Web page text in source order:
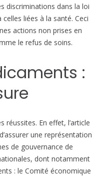
discriminations dans la loi
liées à la santé. Ceci
actions non prises en
le refus de soins.
:
réussites. En effet, l’article
une représentation
de gouvernance de
dont notamment
: le Comité économique